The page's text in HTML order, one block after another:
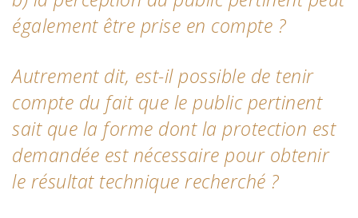
également être prise en compte ?
Autrement dit, est-il possible de tenir
compte du fait que le public pertinent
sait que la forme dont la protection est
demandée est nécessaire pour obtenir
le résultat technique recherché ?